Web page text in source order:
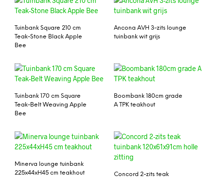
Tuinbank Square 210 cm
Teak-Stone Black Apple
Bee
Ancona AVH 3-zits lounge
tuinbank wit grijs
Tuinbank 170 cm Square
Teak-Belt Weaving Apple
Bee
Boombank 180cm grade
A TPK teakhout
Minerva lounge tuinbank
225x44xH45 cm teakhout
Concord 2-zits teak